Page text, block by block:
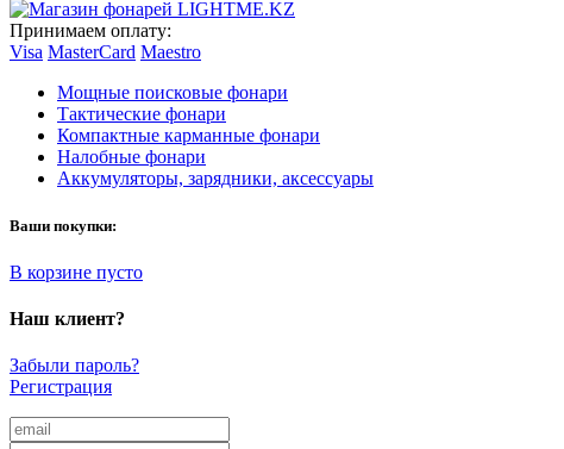
Принимаем оплату:
Visa MasterCard Maestro
Мощные поисковые фонари
Тактические фонари
Компактные карманные фонари
Налобные фонари
Аккумуляторы, зарядники, аксессуары
Ваши покупки:
В корзине пусто
Наш клиент?
Забыли пароль?
Регистрация